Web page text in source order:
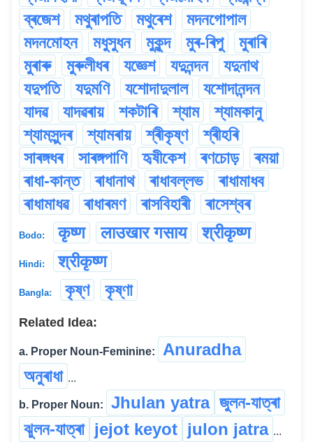
ব্ৰজেশ
মথুৰাপতি মথুৰেশ
মদনগোপাল
মদনমোহন
মধুসুধন মুকুন্দ মুৰ-ৰিপু
মুৰাৰি
মুৰাৰু
মুৰুলীধৰ যজ্ঞেশ যদুনন্দন
যদুনাথ
যদুপতি
যদুমণি যশোদাদুলাল
যশোদানন্দন
যাদৱ
যাদৱৰায় শকটাৰি শ্যাম
শ্যামকানু
শ্যামসুন্দৰ
শ্যামৰায় শ্ৰীকৃষ্ণ
শ্ৰীহৰি
সাৰঙ্গধৰ
সাৰঙ্গপাণি হৃষীকেশ ৰণচোড়
ৰময়া
ৰাধা-কান্ত
ৰাধানাথ ৰাধাবল্লভ
ৰাধামাধব
ৰাধামাধৱ
ৰাধাৰমণ ৰাসবিহাৰী ৰাসেশ্বৰ
Bodo: कृष्ण लाउखार गसाय श्रीकृष्ण
Hindi: श्रीकृष्ण
Bangla: কৃষ্ণ কৃষ্ণা
Related Idea:
a. Proper Noun-Feminine:
Anuradha
অনুৰাধা ...
b. Proper Noun: Jhulan yatra জুলন-যাত্ৰা
ঝুলন-যাত্ৰা jejot keyot julon jatra ...